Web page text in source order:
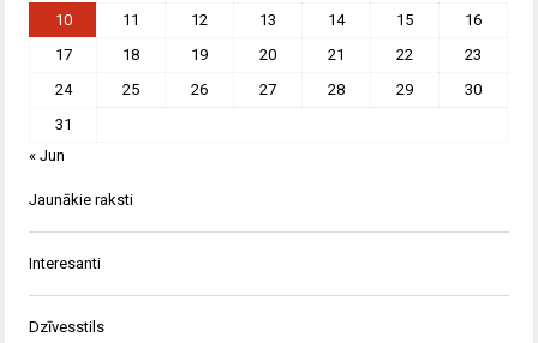
10
11 12 13 14 15
16
17
18 19 20 21 22
23
24
25 26 27 28 29
30
31
« Jun
Jaunākie raksti
Interesanti
Dzīvesstils